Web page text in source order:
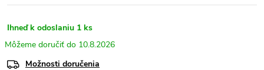
Ihneď k odoslaniu 1 ks
10.8.2026
Možnosti doručenia